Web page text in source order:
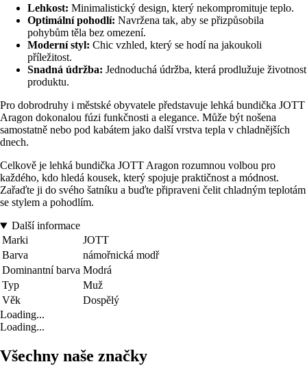
Lehkost: Minimalistický design, který nekompromituje teplo.
Optimální pohodlí: Navržena tak, aby se přizpůsobila
pohybům těla bez omezení.
Moderní styl: Chic vzhled, který se hodí na jakoukoli
příležitost.
Snadná údržba: Jednoduchá údržba, která prodlužuje životnost
produktu.
Pro dobrodruhy i městské obyvatele představuje lehká bundička JOTT
Aragon dokonalou fúzi funkčnosti a elegance. Může být nošena
samostatně nebo pod kabátem jako další vrstva tepla v chladnějších
dnech.
Celkově je lehká bundička JOTT Aragon rozumnou volbou pro
každého, kdo hledá kousek, který spojuje praktičnost a módnost.
Zařaďte ji do svého šatníku a buďte připraveni čelit chladným teplotám
se stylem a pohodlím.
Další informace
Marki
JOTT
Barva
námořnická modř
Dominantní barva Modrá
Typ
Muž
Věk
Dospělý
Loading...
Loading...
Všechny naše značky